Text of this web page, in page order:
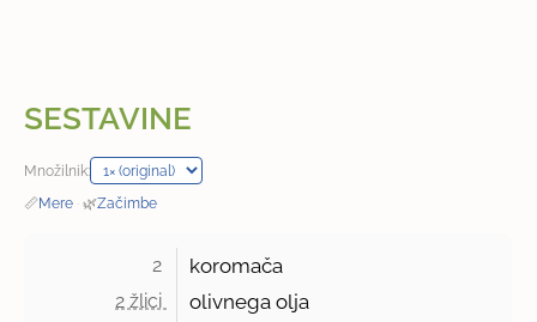
SESTAVINE
Množilnik:
📏Mere · 🌿Začimbe
2 koromača
2 žlici olivnega olja